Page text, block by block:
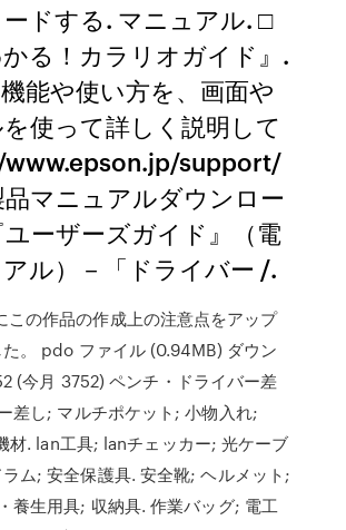
ドする. マニュアル. □
かる！カラリオガイド』.
能や使い方を、画面や
使って詳しく説明して
support/
品マニュアルダウンロー
ユーザーズガイド』（電
ル）－「ドライバー /.
この作品の作成上の注意点をアップ
た。 pdo ファイル (0.94MB) ダウン
(今月 3752) ペンチ・ドライバー差
差し; マルチポケット; 小物入れ;
材. lan工具; lanチェッカー; 光ケーブ
ム; 安全保護具. 安全靴; ヘルメット;
養生用具; 収納具. 作業バッグ; 電工